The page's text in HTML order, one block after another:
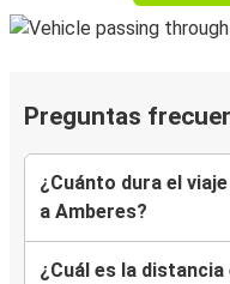
Preguntas
¿Cuánto dura el
a Amberes?
¿Cuál es la